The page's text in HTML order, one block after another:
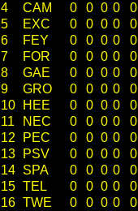
4
CAM 0 0 0 0
0
5
EXC 0 0 0 0
0
6
FEY 0 0 0 0
0
7
FOR 0 0 0 0
0
8
GAE 0 0 0 0
0
9
GRO 0 0 0 0
0
10
HEE 0 0 0 0
0
11
NEC 0 0 0 0
0
12
PEC 0 0 0 0
0
13
PSV 0 0 0 0
0
14 SPA 0 0 0 0
0
15 TEL 0 0 0 0
0
16 TWE 0 0 0 0
0